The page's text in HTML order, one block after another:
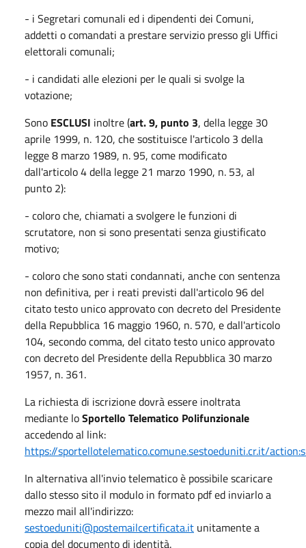
- i Segretari comunali ed i dipendenti dei Comuni,
addetti o comandati a prestare servizio presso gli Uffici
elettorali comunali;
- i candidati alle elezioni per le quali si svolge la
votazione;
Sono ESCLUSI inoltre (art. 9, punto 3, della legge 30
aprile 1999, n. 120, che sostituisce l'articolo 3 della
legge 8 marzo 1989, n. 95, come modificato
dall'articolo 4 della legge 21 marzo 1990, n. 53, al
punto 2):
- coloro che, chiamati a svolgere le funzioni di
scrutatore, non si sono presentati senza giustificato
motivo;
- coloro che sono stati condannati, anche con sentenza
non definitiva, per i reati previsti dall'articolo 96 del
citato testo unico approvato con decreto del Presidente
della Repubblica 16 maggio 1960, n. 570, e dall'articolo
104, secondo comma, del citato testo unico approvato
con decreto del Presidente della Repubblica 30 marzo
1957, n. 361.
La richiesta di iscrizione dovrà essere inoltrata
mediante loSportello Telematico Polifunzionale
accedendo al link:
https://sportellotelematico.comune.sestoeduniti.cr.it/
In alternativa all'invio telematico è possibile scaricare
dallo stesso sito il modulo in formato pdf ed inviarlo a
mezzo mail all'indirizzo:
sestoeduniti@postemailcertificata.it unitamente a
copia del documento di identità.